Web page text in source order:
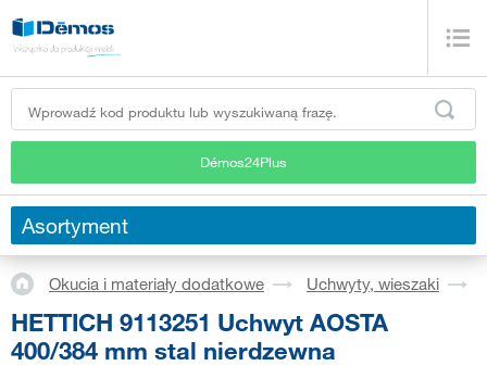
Démos24Plus
Asortyment
Okucia i materiały dodatkowe Uchwyty, wieszaki
HETTICH 9113251 Uchwyt AOSTA
400/384 mm stal nierdzewna